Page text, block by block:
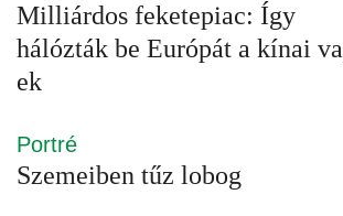
Milliárdos feketepiac: Így
hálózták be Európát a kínai
ek
Portré
Szemeiben tűz lobog